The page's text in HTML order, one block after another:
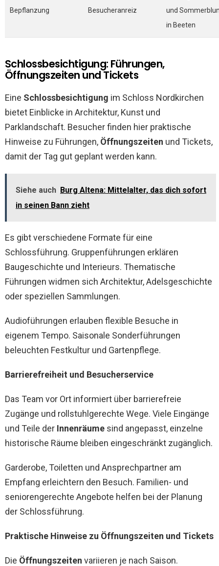
Bepflanzung
Besucheranreiz
und
in Beeten
Schlossbesichtigung: Führungen,
Öffnungszeiten und Tickets
Eine Schlossbesichtigung im Schloss Nordkirchen
bietet Einblicke in Architektur, Kunst und
Parklandschaft. Besucher finden hier praktische
Hinweise zu Führungen, Öffnungszeiten und Tickets,
damit der Tag gut geplant werden kann.
Siehe auch Burg Altena: Mittelalter, das dich sofort
in seinen Bann zieht
Es gibt verschiedene Formate für eine
Schlossführung. Gruppenführungen erklären
Baugeschichte und Interieurs. Thematische
Führungen widmen sich Architektur, Adelsgeschichte
oder speziellen Sammlungen.
Audioführungen erlauben flexible Besuche in
eigenem Tempo. Saisonale Sonderführungen
beleuchten Festkultur und Gartenpflege.
Barrierefreiheit und Besucherservice
Das Team vor Ort informiert über barrierefreie
Zugänge und rollstuhlgerechte Wege. Viele Eingänge
und Teile der Innenräume sind angepasst, einzelne
historische Räume bleiben eingeschränkt zugänglich.
Garderobe, Toiletten und Ansprechpartner am
Empfang erleichtern den Besuch. Familien- und
seniorengerechte Angebote helfen bei der Planung
der Schlossführung.
Praktische Hinweise zu Öffnungszeiten und Tickets
Die Öffnungszeiten variieren je nach Saison.